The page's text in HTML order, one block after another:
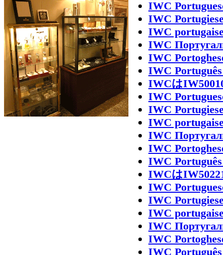
IWC
IWC
IWC
IWC
IWC
IWC
IWCは
IWC
IWC
IWC
IWC
IWC
IWC
IWCは
IWC
IWC
IWC
IWC
IWC
IWC